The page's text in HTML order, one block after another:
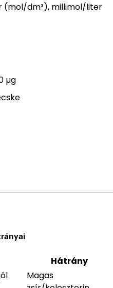
(mol/dm³), millimol/liter
µg
Hátrány
Magas